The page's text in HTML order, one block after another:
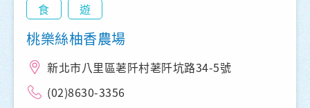
食 遊
桃樂絲柚香農場
新北市八里區荖阡村荖阡坑路34-5號
(02)8630-3356